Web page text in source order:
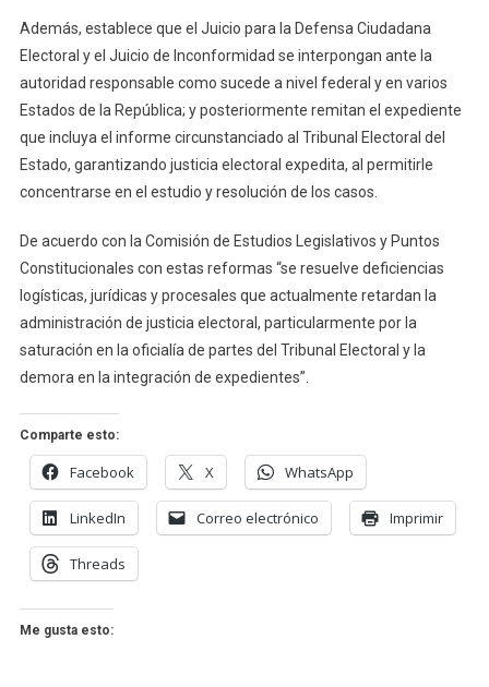
Además, establece que el Juicio para la Defensa Ciudadana
Electoral y el Juicio de Inconformidad se interpongan ante la
autoridad responsable como sucede a nivel federal y en varios
Estados de la República; y posteriormente remitan el expediente
que incluya el informe circunstanciado al Tribunal Electoral del
Estado, garantizando justicia electoral expedita, al permitirle
concentrarse en el estudio y resolución de los casos.
De acuerdo con la Comisión de Estudios Legislativos y Puntos
Constitucionales con estas reformas “se resuelve deficiencias
logísticas, jurídicas y procesales que actualmente retardan la
administración de justicia electoral, particularmente por la
saturación en la oficialía de partes del Tribunal Electoral y la
demora en la integración de expedientes”.
Comparte esto:
Facebook X WhatsApp
LinkedIn Correo electrónico Imprimir
Threads
Me gusta esto: